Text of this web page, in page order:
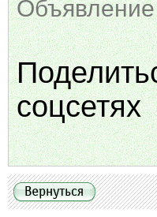
соцсетях